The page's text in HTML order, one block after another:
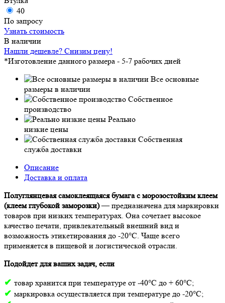
40
По запросу
Узнать стоимость
В наличии
Нашли дешевле? Снизим цену!
*Изготовление данного размера - 5-7 рабочих дней
Все основные
размеры в наличии
Собственное
производство
Реально
низкие цены
Собственная
служба доставки
Описание
Доставка и оплата
Полуглянцевая самоклеящаяся бумага с морозостойким клеем
(клеем глубокой заморозки)— предназначена для маркировки
товаров при низких температурах. Она сочетает высокое
качество печати, привлекательный внешний вид и
возможность этикетирования до -20°C. Чаще всего
применяется в пищевой и логистической отрасли.
Подойдет для ваших задач, если
✔ товар хранится при температуре от -40°С до + 60°С;
✔ маркировка осуществляется при температуре до -20°С;